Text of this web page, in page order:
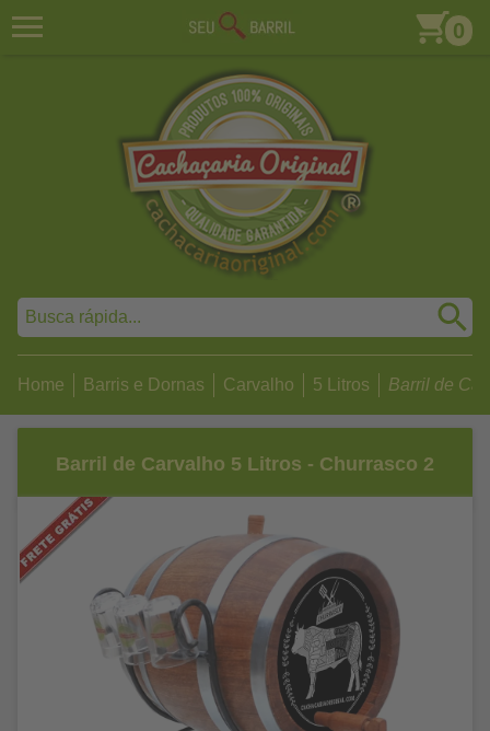
0
Home Barris e Dornas Carvalho 5 Litros Barril de
Barril de Carvalho 5 Litros - Churrasco 2